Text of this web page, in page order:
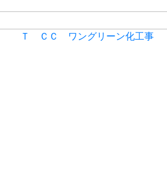
Ｔ ＣＣ ワングリーン化工事